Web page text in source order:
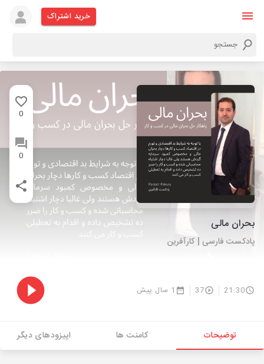
خرید اشتراک
0
0
بحران مالی
پادکست فارسی | کارآفرین
21:30
37 1 سال پیش
توضیحات کامنت ها اپیزودهای دیگر